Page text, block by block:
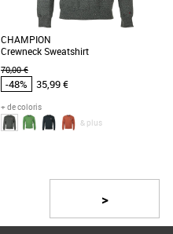
CHAMPION
Crewneck Sweatshirt
70,00 €
-48% 35,99 €
+ de coloris
& plus
épais, ce sweatshirt classique est orné
d’un appliqué logo [...]
>